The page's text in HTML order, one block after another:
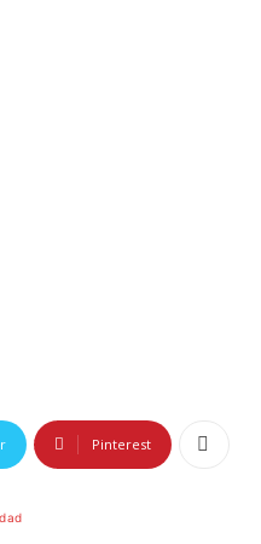
Pinterest